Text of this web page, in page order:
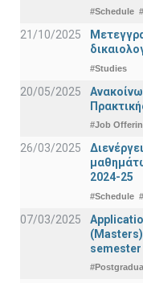
#Schedule
21/10/2025
#Studies
20/05/2025
#Job
26/03/2025
2024-25
#Schedule
07/03/2025
semester